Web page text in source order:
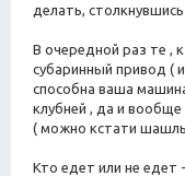
делать,
В очередной раз те ,
субаринный привод (
способна ваша
клубней , да и
( можно кстати
Кто едет или не едет